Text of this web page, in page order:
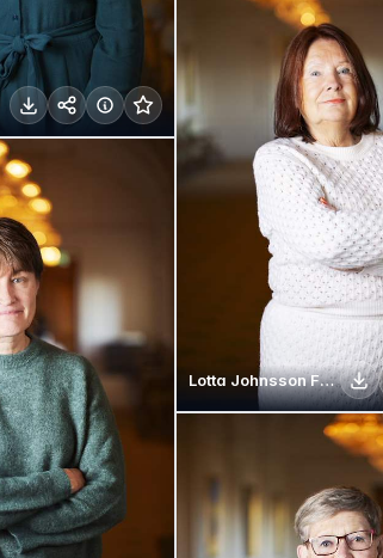
Lotta Johnsson Fornarve